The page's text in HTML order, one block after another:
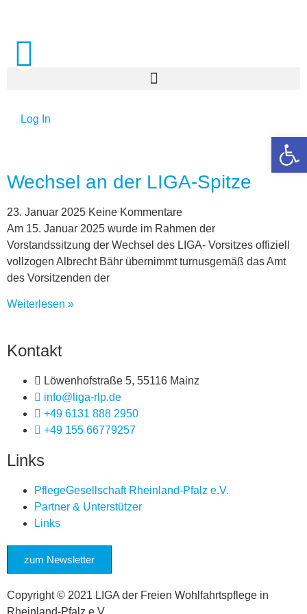
Log In
Wechsel an der LIGA-Spitze
23. Januar 2025 Keine Kommentare
Am 15. Januar 2025 wurde im Rahmen der
Vorstandssitzung der Wechsel des LIGA- Vorsitzes offiziell
vollzogen Albrecht Bähr übernimmt turnusgemäß das Amt
des Vorsitzenden der
Weiterlesen »
Kontakt
Löwenhofstraße 5, 55116 Mainz
info@liga-rlp.de
+49 6131 888 2950
+49 155 66779257
Links
PflegeGesellschaft Rheinland-Pfalz e.V.
Partner & Unterstützer
Links
zum Newsletter
Copyright © 2021 LIGA der Freien Wohlfahrtspflege in